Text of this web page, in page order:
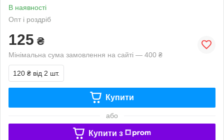
В наявності
Опт і роздріб
125 ₴
Мінімальна сума замовлення на сайті — 400 ₴
120 ₴ від 2 шт.
Купити
або
Купити з